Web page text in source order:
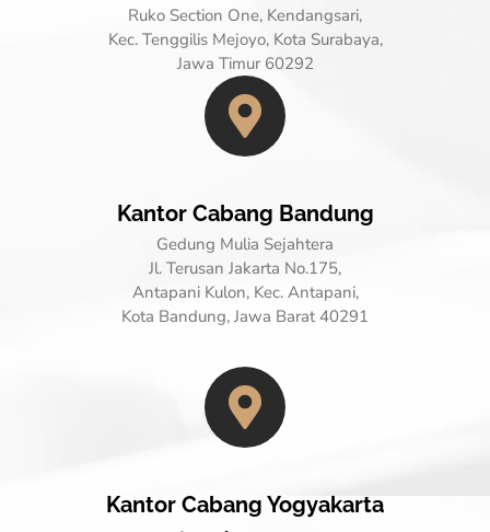
Ruko Section One, Kendangsari,
Kec. Tenggilis Mejoyo, Kota Surabaya,
Jawa Timur 60292
Kantor Cabang Bandung
Gedung Mulia Sejahtera
Jl. Terusan Jakarta No.175,
Antapani Kulon, Kec. Antapani,
Kota Bandung, Jawa Barat 40291
Kantor Cabang Yogyakarta